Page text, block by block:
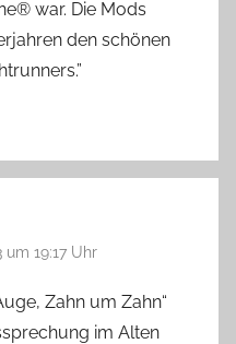
war. Die Mods
den schönen
19:17 Uhr
Zahn um Zahn“
im Alten